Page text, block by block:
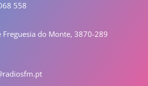
558
Freguesia do Monte, 3870-289